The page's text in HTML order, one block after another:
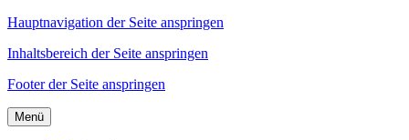
Hauptnavigation der Seite anspringen
Inhaltsbereich der Seite anspringen
Footer der Seite anspringen
Menü